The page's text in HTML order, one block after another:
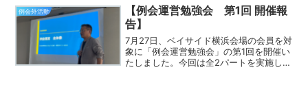
という方のご参加もOK♪お店はなかなか
スゴイ海鮮と、店主コダ...
例会外活動
【例会運営勉強会 第1回 開催報
告】
7月27日、ベイサイド横浜会場の会員を対
象に「例会運営勉強会」の第1回を開催い
たしました。今回は全2パートを実施しま